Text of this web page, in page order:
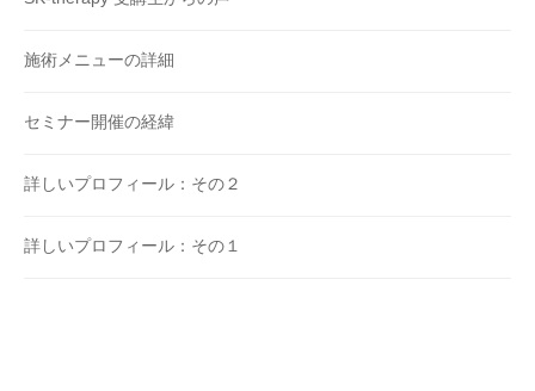
施術メニューの詳細
セミナー開催の経緯
詳しいプロフィール：その２
詳しいプロフィール：その１